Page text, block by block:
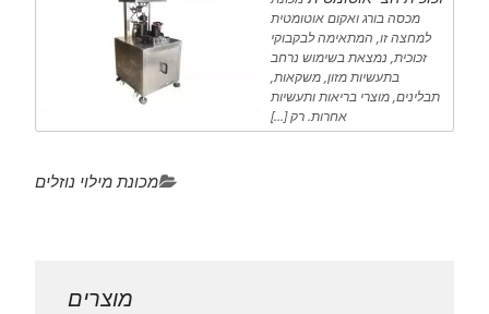
מכסה בורג ואקום אוטומטית
למחצה זו, המתאימה לבקבוקי
זכוכית, נמצאת בשימוש נרחב
בתעשיות מזון, משקאות,
תבלינים, מוצרי בריאות ותעשיות
אחרות. רק […]
מכונת מילוי נוזלים
מוצרים